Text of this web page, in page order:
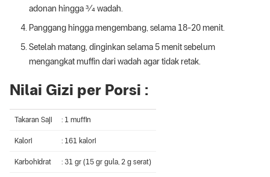
adonan hingga ¾ wadah.
Panggang hingga mengembang, selama 18-20 menit.
Setelah matang, dinginkan selama 5 menit sebelum
mengangkat muffin dari wadah agar tidak retak.
Nilai Gizi per Porsi :
Takaran Saji : 1 muffin
Kalori : 161 kalori
Karbohidrat : 31 gr (15 gr gula, 2 g serat)